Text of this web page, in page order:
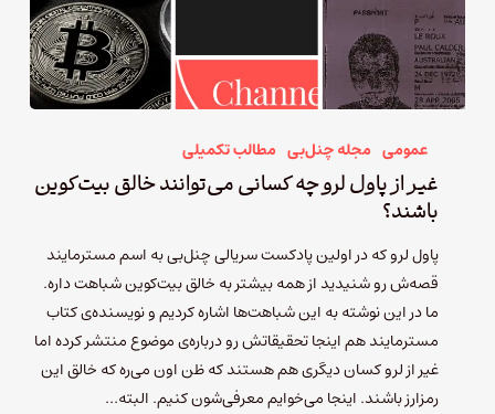
عمومی مجله چنل‌بی مطالب تکمیلی
غیر از پاول لرو چه کسانی می‌توانند خالق بیت‌کوین
باشند؟
پاول لرو که در اولین پادکست سریالی چنل‌بی به اسم مسترمایند
قصه‌ش رو شنیدید از همه بیشتر به خالق بیت‌کوین شباهت داره.
ما در این نوشته به این شباهت‌ها اشاره کردیم و نویسنده‌ی کتاب
مسترمایند هم اینجا تحقیقاتش رو درباره‌ی موضوع منتشر کرده اما
غیر از لرو کسان دیگری هم هستند که ظن اون می‌ره که خالق این
رمزارز باشند. اینجا می‌خوایم معرفی‌شون کنیم. البته…